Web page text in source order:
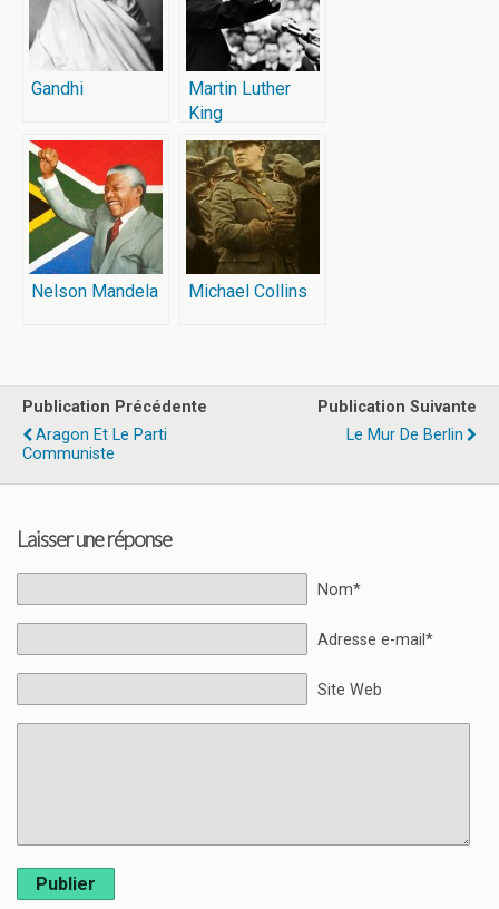
Gandhi
Martin Luther
King
Nelson Mandela Michael Collins
Publication Précédente
Aragon Et Le Parti
Communiste
Publication Suivante
Le Mur De Berlin
Laisser une réponse
Nom*
Adresse e-mail*
Site Web
Publier